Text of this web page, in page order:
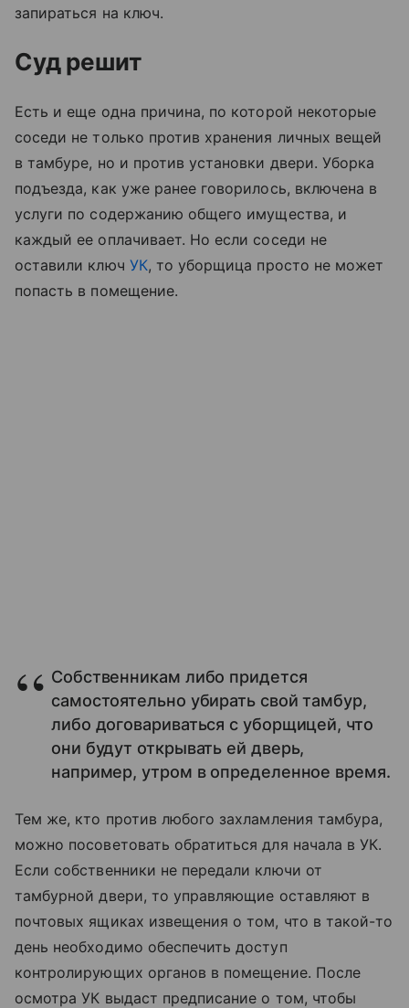
запираться на ключ.
Суд решит
Есть и еще одна причина, по которой некоторые
соседи не только против хранения личных вещей
в тамбуре, но и против установки двери. Уборка
подъезда, как уже ранее говорилось, включена в
услуги по содержанию общего имущества, и
каждый ее оплачивает. Но если соседи не
оставили ключ УК, то уборщица просто не может
попасть в помещение.
Собственникам либо придется
самостоятельно убирать свой тамбур,
либо договариваться с уборщицей, что
они будут открывать ей дверь,
например, утром в определенное время.
Тем же, кто против любого захламления тамбура,
можно посоветовать обратиться для начала в УК.
Если собственники не передали ключи от
тамбурной двери, то управляющие оставляют в
почтовых ящиках извещения о том, что в такой-то
день необходимо обеспечить доступ
контролирующих органов в помещение. После
осмотра УК выдаст предписание о том, чтобы